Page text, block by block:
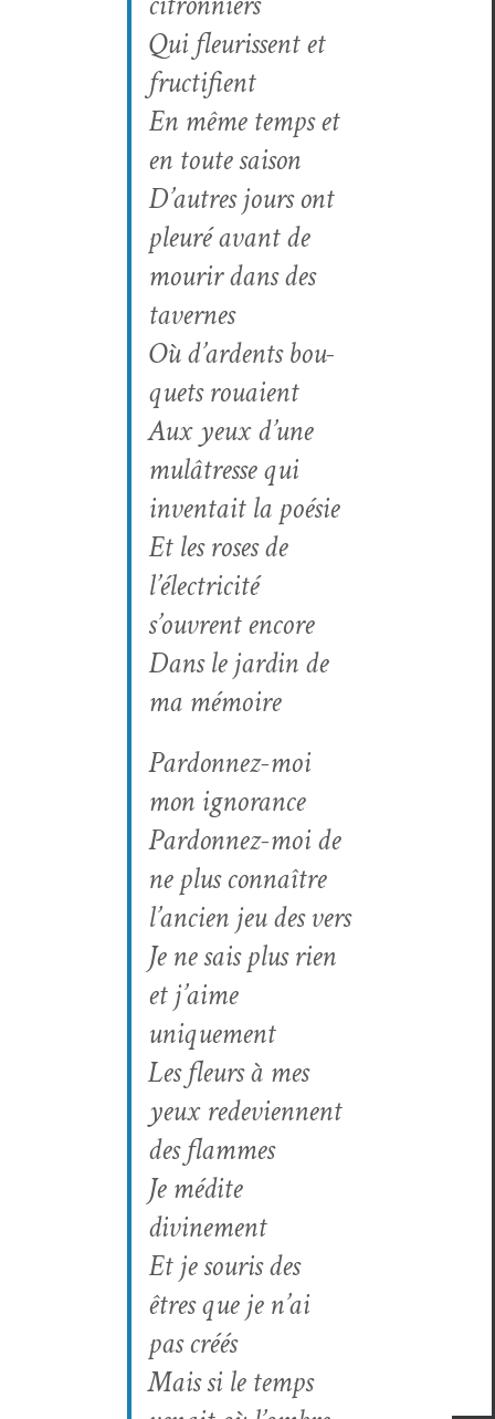
Qui fleuris­sent et
fructifient
En même temps et
en toute saison
D’autres jours ont
pleuré avant de
mourir dans des
tavernes
Où d’ardents bou­
quets rouaient
Aux yeux d’une
mulâtresse qui
inven­tait la poésie
Et les ros­es de
l’électricité
s’ouvrent encore
Dans le jardin de
ma mémoire
Par­don­nez-moi
mon ignorance
Par­don­nez-moi de
ne plus con­naître
l’ancien jeu des vers
Je ne sais plus rien
et j’aime
uniquement
Les fleurs à mes
yeux rede­vi­en­nent
des flammes
Je médite
divinement
Et je souris des
êtres que je n’ai
pas créés
Mais si le temps